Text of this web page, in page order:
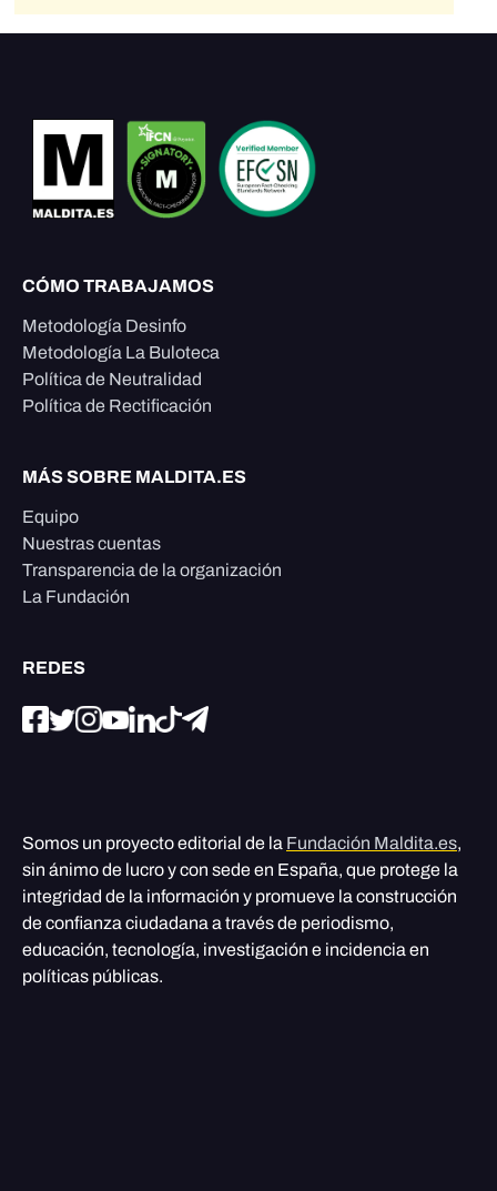
CÓMO TRABAJAMOS
Metodología Desinfo
Metodología La Buloteca
Política de Neutralidad
Política de Rectificación
MÁS SOBRE MALDITA.ES
Equipo
Nuestras cuentas
Transparencia de la organización
La Fundación
REDES
Somos un proyecto editorial de la Fundación Maldita.es,
sin ánimo de lucro y con sede en España, que protege la
integridad de la información y promueve la construcción
de confianza ciudadana a través de periodismo,
educación, tecnología, investigación e incidencia en
políticas públicas.